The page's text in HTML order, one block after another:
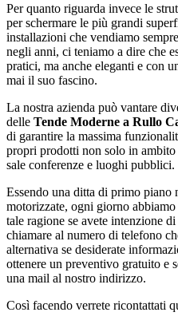
Per quanto riguarda invece le
per schermare le più grandi
installazioni che vendiamo
negli anni, ci teniamo a dire che
pratici, ma anche eleganti e con
mai il suo fascino.
La nostra azienda può vantare
delle Tende Moderne a Rullo
di garantire la massima
propri prodotti non solo in
sale conferenze e luoghi pubblici.
Essendo una ditta di primo piano
motorizzate, ogni giorno
tale ragione se avete intenzione
chiamare al numero di telefono
alternativa se desiderate
ottenere un preventivo gratuito e
una mail al nostro indirizzo.
Così facendo verrete ricontattati